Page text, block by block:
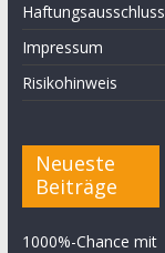
Haftungsausschluss
Impressum
Risikohinweis
Neueste
Beiträge
1000%-Chance mit